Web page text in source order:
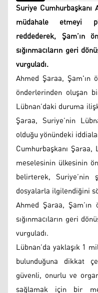
Suriye
müdahale etmeyi
reddederek, Şam’ın
sığınmacıların geri
vurguladı.
Ahmed Şaraa, Şam'ın
önderlerinden oluşan
Lübnan’daki duruma
Şaraa, Suriye’nin
olduğu yönündeki
Cumhurbaşkanı
meselesinin ülkesinin
belirterek,
dosyalarla ilgilendiğini
Ahmed Şaraa,
sığınmacıların geri
vurguladı.
Lübnan’da yaklaşık 1
bulunduğuna dikkat
güvenli, onurlu ve
sağlamak için bir